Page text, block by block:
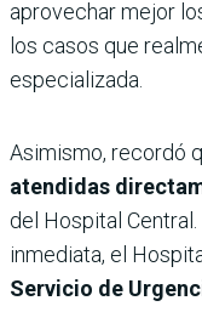
aprovechar mejor
los casos que
especializada.
Asimismo, recordó
atendidas
del Hospital
inmediata, el
Servicio de